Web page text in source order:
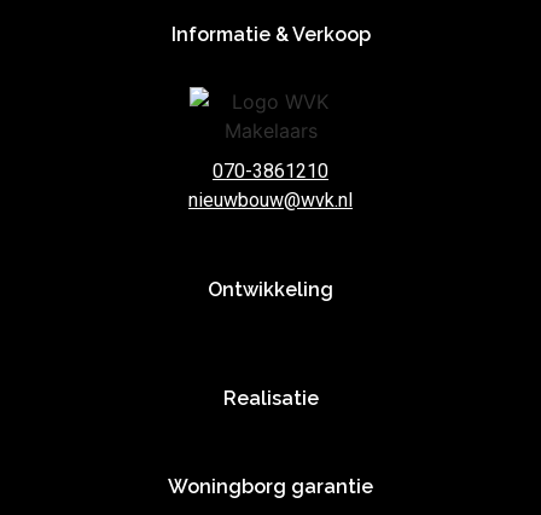
Informatie & Verkoop
070-3861210
nieuwbouw@wvk.nl
Ontwikkeling
Realisatie
Woningborg garantie